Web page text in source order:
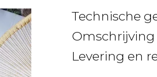
Technische
Omschrijving
Levering en